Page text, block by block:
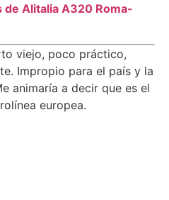
de Alitalia A320 Roma-
viejo, poco práctico,
Impropio para el país y la
animaría a decir que es el
europea.